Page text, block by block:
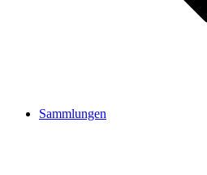
Sammlungen